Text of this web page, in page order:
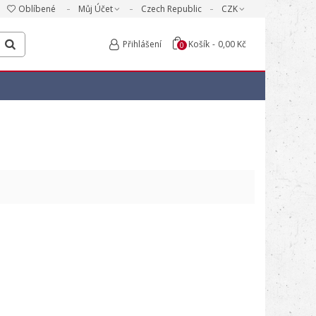
Oblíbené Můj Účet Czech Republic CZK
Přihlášení 0 Košík - 0,00 Kč